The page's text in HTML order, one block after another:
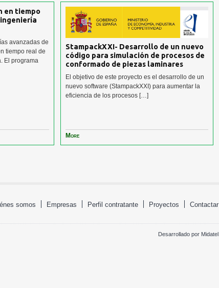
en tiempo
avanzadas de
tiempo real de
El programa
StampackXXI- Desarrollo de un nuevo
código para simulación de procesos de
conformado de piezas laminares
El objetivo de este proyecto es el desarrollo de un
nuevo software (StampackXXI) para aumentar la
eficiencia de los procesos […]
More
somos Empresas Perfil contratante Proyectos Contactar
Desarrollado por Midatel